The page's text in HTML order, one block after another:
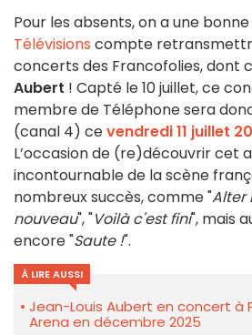
Pour les absents, on a une
Télévisions compte
concerts des Francofolies, dont
Aubert ! Capté le 10 juillet, ce
membre de Téléphone sera
(canal 4) cevendredi 11 juillet
L’occasion de (re)découvrir cet
incontournable de la scène
nombreux succès, comme "Alter
nouveau", "Voilà c'est fini", mais
encore "Saute !".
À LIRE AUSSI
Jean-Louis Aubert en concert à
Arena en décembre 2025